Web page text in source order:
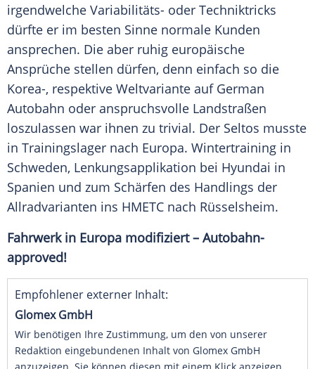
irgendwelche Variabilitäts- oder Techniktricks
dürfte er im besten Sinne normale Kunden
ansprechen. Die aber ruhig europäische
Ansprüche stellen dürfen, denn einfach so die
Korea-, respektive Weltvariante auf German
Autobahn oder anspruchsvolle Landstraßen
loszulassen war ihnen zu trivial. Der Seltos musste
in Trainingslager nach Europa. Wintertraining in
Schweden, Lenkungsapplikation bei Hyundai in
Spanien und zum Schärfen des Handlings der
Allradvarianten ins HMETC nach Rüsselsheim.
Fahrwerk in Europa modifiziert – Autobahn-
approved!
Empfohlener externer Inhalt:
Glomex GmbH
Wir benötigen Ihre Zustimmung, um den von unserer
Redaktion eingebundenen Inhalt von Glomex GmbH